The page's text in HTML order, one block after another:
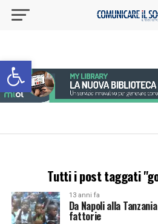
Apri la barra degli strumenti
Tutti i post taggati
13 anni fa
Da Napoli alla
fattorie